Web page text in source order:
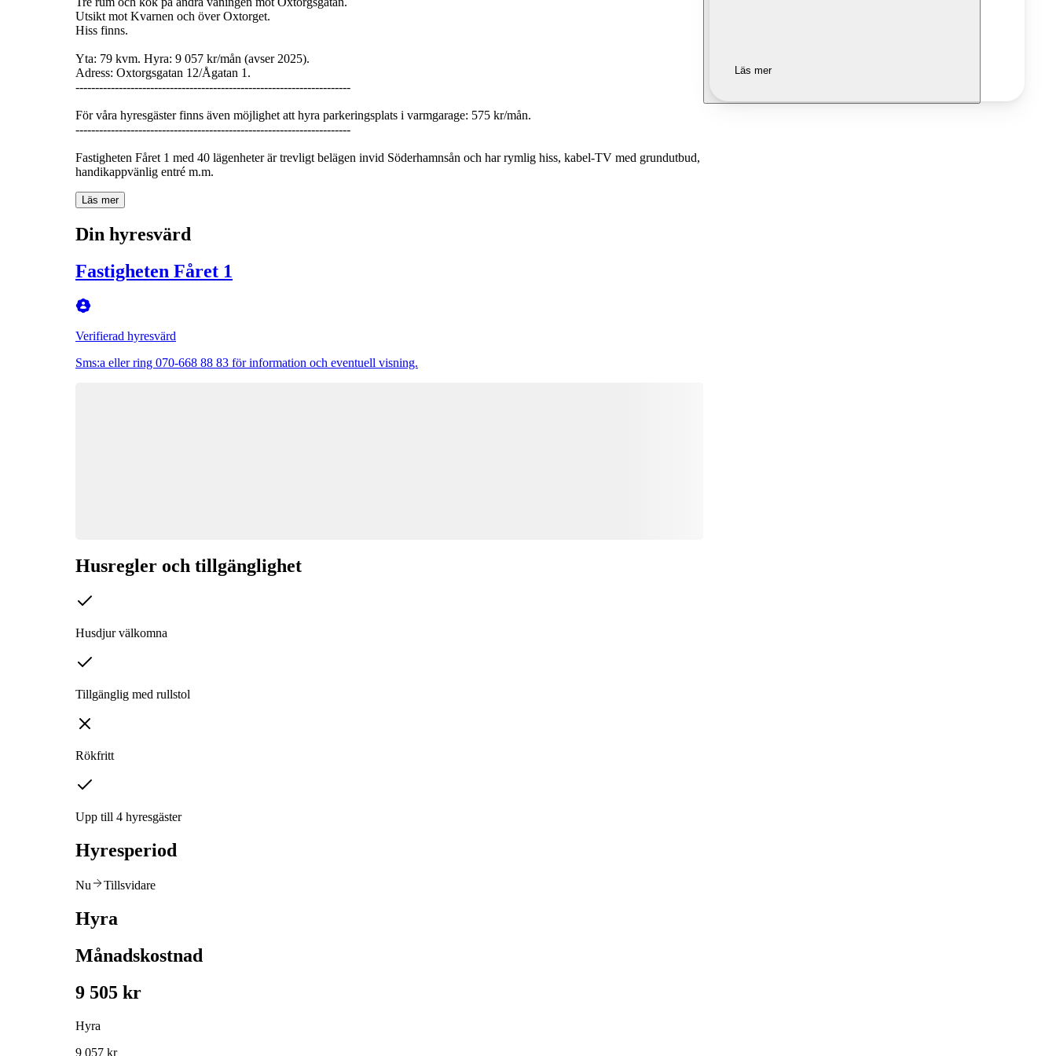
Utsikt mot Kvarnen och över Oxtorget.
Hiss finns.
Yta: 79 kvm. Hyra: 9 057 kr/mån (avser 2025).
Adress: Oxtorgsgatan 12/Ågatan 1.
----------------------------------------------------------------------
För våra hyresgäster finns även möjlighet att hyra parkeringsplats i varmgarage: 575 kr/mån.
----------------------------------------------------------------------
Fastigheten Fåret 1 med 40 lägenheter är trevligt belägen invid Söderhamnsån och har rymlig hiss, kabel-TV med grundutbud,
handikappvänlig entré m.m.
Läs mer
Din hyresvärd
Fastigheten Fåret 1
Verifierad hyresvärd
Sms:a eller ring 070-668 88 83 för information och eventuell visning.
Husregler och tillgänglighet
Husdjur välkomna
Tillgänglig med rullstol
Rökfritt
Upp till 4 hyresgäster
Hyresperiod
Nu Tillsvidare
Hyra
Månadskostnad
9 505 kr
Hyra
9 057 kr
Läs mer